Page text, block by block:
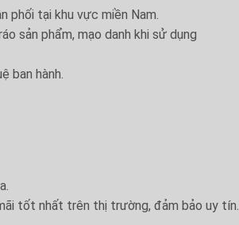
tại khu vực miền Nam.
sản phẩm, mạo danh khi sử dụng
ban hành.
tốt nhất trên thị trường, đảm bảo uy tín.